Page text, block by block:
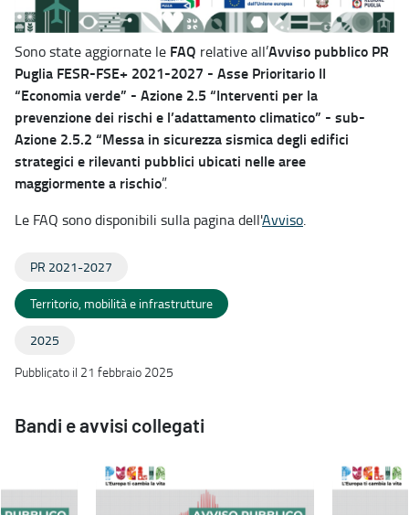
Sono state aggiornate le FAQ relative all’Avviso pubblico PR
Puglia FESR-FSE+ 2021-2027 - Asse Prioritario II
“Economia verde” - Azione 2.5 “Interventi per la
prevenzione dei rischi e l’adattamento climatico” - sub-
Azione 2.5.2 “Messa in sicurezza sismica degli edifici
strategici e rilevanti pubblici ubicati nelle aree
maggiormente a rischio”.
Le FAQ sono disponibili sulla pagina dell'Avviso.
PR 2021-2027
Territorio, mobilità e infrastrutture
2025
Pubblicato il 21 febbraio 2025
Bandi e avvisi collegati